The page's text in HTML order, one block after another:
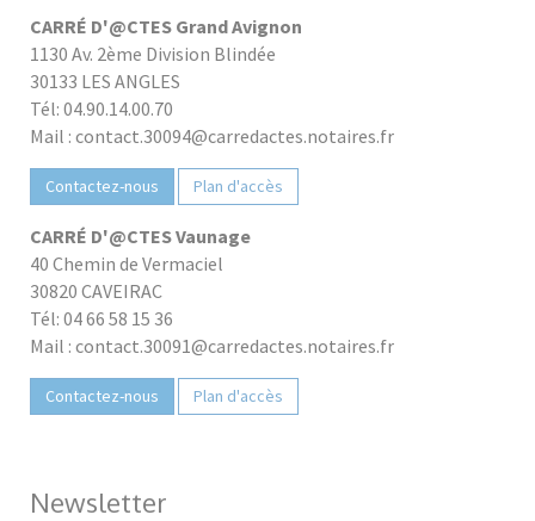
CARRÉ D'@CTES Grand Avignon
1130 Av. 2ème Division Blindée
30133 LES ANGLES
Tél: 04.90.14.00.70
Mail : contact.30094@carredactes.notaires.fr
Contactez-nous Plan d'accès
CARRÉ D'@CTES Vaunage
40 Chemin de Vermaciel
30820 CAVEIRAC
Tél: 04 66 58 15 36
Mail : contact.30091@carredactes.notaires.fr
Contactez-nous Plan d'accès
Newsletter